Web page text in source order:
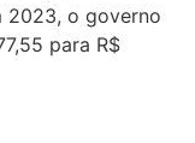
2023, o governo
para R$